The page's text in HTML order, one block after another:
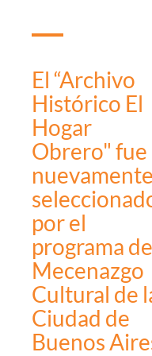
El “Archivo
Histórico El
Hogar
Obrero" fue
nuevamente
por el
programa de
Mecenazgo
Cultural de
Ciudad de
Buenos